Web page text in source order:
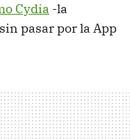
Cydia -la
pasar por la App